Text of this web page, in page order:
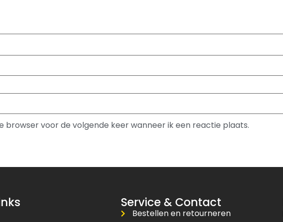
browser voor de volgende keer wanneer ik een reactie plaats.
Service & Contact
Bestellen en retourneren